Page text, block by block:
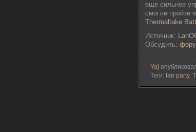
еще сильнее
смогли пройти
Thermaltake
Источник:
Обсудить:
Yoj
Теги: lan party,